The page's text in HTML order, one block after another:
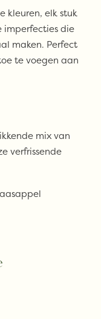
kleuren, elk stuk
imperfecties die
maken. Perfect
te voegen aan
mix van
verfrissende